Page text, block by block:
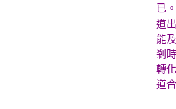
已
道
能
剎
轉
道
然